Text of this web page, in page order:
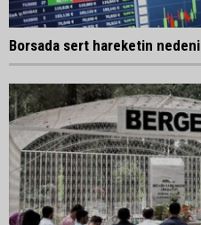
Borsada sert hareketin nedeni